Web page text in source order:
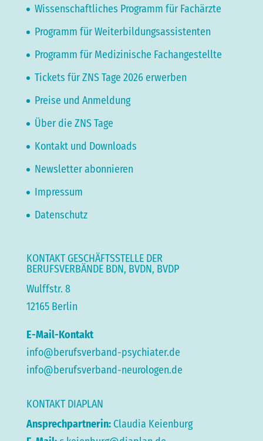
Wissenschaftliches Programm für Fachärzte
Programm für Weiterbildungsassistenten
Programm für Medizinische Fachangestellte
Tickets für ZNS Tage 2026 erwerben
Preise und Anmeldung
Über die ZNS Tage
Kontakt und Downloads
Newsletter abonnieren
Impressum
Datenschutz
KONTAKT GESCHÄFTSSTELLE DER
BERUFSVERBÄNDE BDN, BVDN, BVDP
Wulffstr. 8
12165 Berlin
E-Mail-Kontakt
info@berufsverband-psychiater.de
info@berufsverband-neurologen.de
KONTAKT DIAPLAN
Ansprechpartnerin:Claudia Keienburg